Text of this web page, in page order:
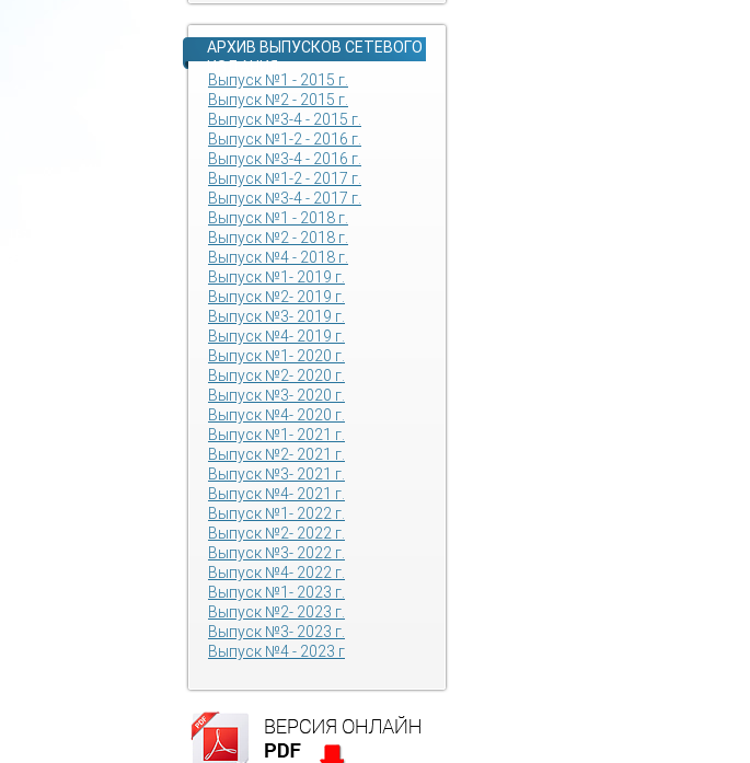
АРХИВ ВЫПУСКОВ СЕТЕВОГО
ИЗДАНИЯ
Выпуск №1 - 2015 г.
Выпуск №2 - 2015 г.
Выпуск №3-4 - 2015 г.
Выпуск №1-2 - 2016 г.
Выпуск №3-4 - 2016 г.
Выпуск №1-2 - 2017 г.
Выпуск №3-4 - 2017 г.
Выпуск №1 - 2018 г.
Выпуск №2 - 2018 г.
Выпуск №4 - 2018 г.
Выпуск №1- 2019 г.
Выпуск №2- 2019 г.
Выпуск №3- 2019 г.
Выпуск №4- 2019 г.
Выпуск №1- 2020 г.
Выпуск №2- 2020 г.
Выпуск №3- 2020 г.
Выпуск №4- 2020 г.
Выпуск №1- 2021 г.
Выпуск №2- 2021 г.
Выпуск №3- 2021 г.
Выпуск №4- 2021 г.
Выпуск №1- 2022 г.
Выпуск №2- 2022 г.
Выпуск №3- 2022 г.
Выпуск №4- 2022 г.
Выпуск №1- 2023 г.
Выпуск №2- 2023 г.
Выпуск №3- 2023 г.
Выпуск №4 - 2023 г